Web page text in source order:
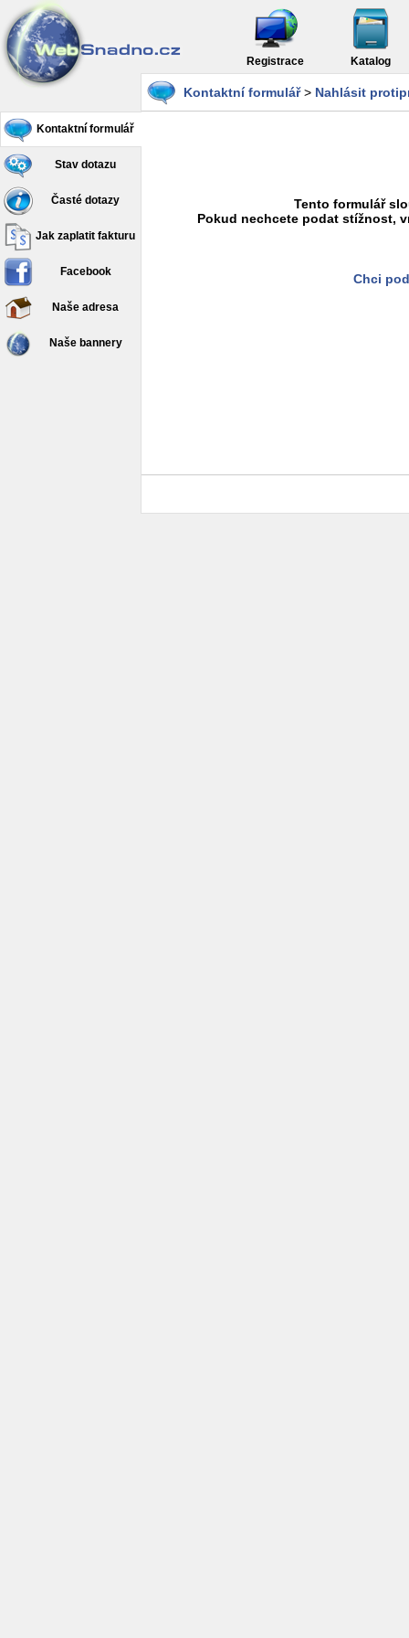
Registrace Katalog
Kontaktní formulář
Stav dotazu
Časté dotazy
Jak zaplatit fakturu
Facebook
Naše adresa
Naše bannery
Kontaktní formulář> Nahlásit
Tento formulář
Pokud nechcete podat stížnost,
Chci